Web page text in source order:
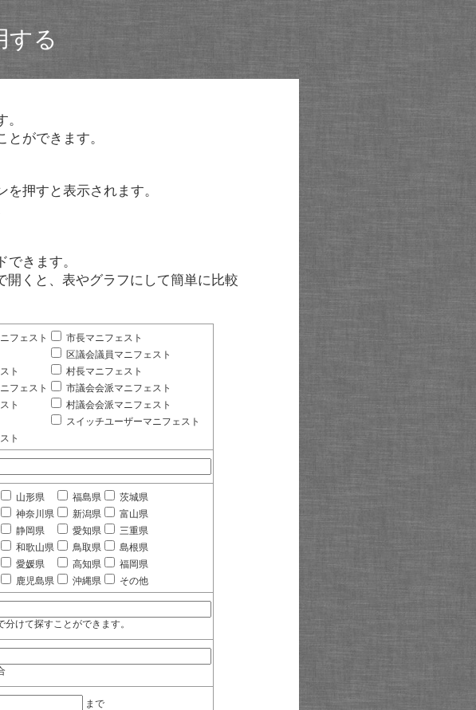
する
ができます。
押すと表示されます。
きます。
くと、表やグラフにして簡単に比較
フェスト
市長マニフェスト
区議会議員マニフェスト
ト
村長マニフェスト
フェスト
市議会会派マニフェスト
ト
村議会会派マニフェスト
スイッチユーザーマニフェスト
ト
山形県 福島県
茨城県
神奈川県 新潟県
富山県
静岡県 愛知県
三重県
和歌山県 鳥取県
島根県
愛媛県 高知県
福岡県
鹿児島県 沖縄県 その他
けて探すことができます。
まで